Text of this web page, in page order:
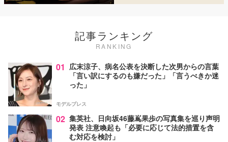
記事ランキング
RANKING
01 広末涼子、病名公表を決断した次男からの言葉
「言い訳にするのも嫌だった」「言うべきか迷
った」
モデルプレス
02 集英社、日向坂46藤嶌果歩の写真集を巡り声明
発表 注意喚起も「必要に応じて法的措置を含
む対応を検討」